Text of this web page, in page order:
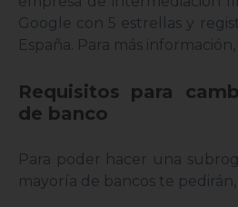
Google con 5 estrellas y
España. Para más información,
Requisitos para
de banco
Para poder hacer una
mayoría de bancos te